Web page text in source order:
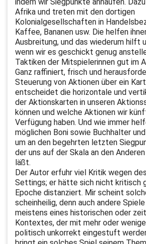
Afrika und treten mit den dortigen
Kolonialgesellschaften in
Kaffee, Bananen usw. Die helfen
Ausbreitung, und das wiederum hilft
wenn wir es geschickt genug
Taktiken der Mitspielerinnen gut im
Ganz raffiniert, frisch und
Steuerung von Aktionen über ein
entscheidet die horizontale und
der Aktionskarten in unseren
können und welche Aktionen wir
Verfügung haben. Und wie immer
möglichen Boni sowie Buchhalter
um an den begehrten letzten
der uns auf der Skala an den
läßt.
Der Autor erfuhr viel Kritik wegen
Settings; er hätte sich nicht kritisch
Epoche distanziert. Mir scheint
scheinheilig, denn auch andere
meistens eines historischen oder
Kontextes, der mit mehr oder
politisch unkorrekt eingestuft